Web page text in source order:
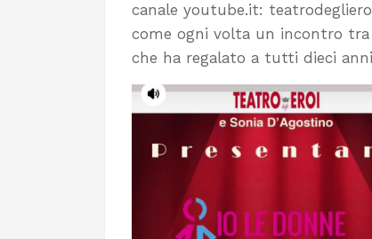
canale youtube.it:
come ogni volta un incontro tra
che ha regalato a tutti dieci